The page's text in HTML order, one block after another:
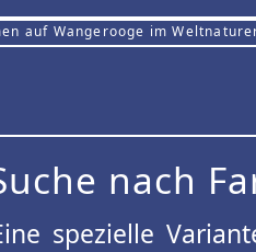
auf Wangerooge im
nach
spezielle